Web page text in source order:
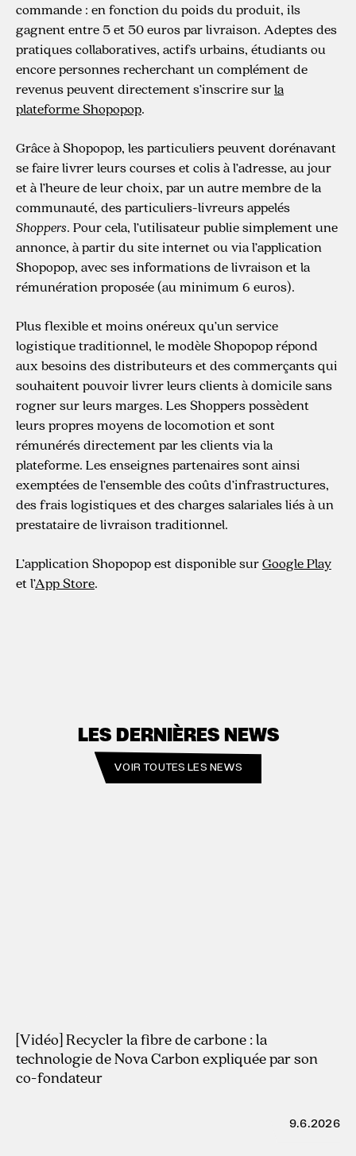
commande : en fonction du poids du produit, ils
gagnent entre 5 et 50 euros par livraison. Adeptes des
pratiques collaboratives, actifs urbains, étudiants ou
encore personnes recherchant un complément de
revenus peuvent directement s’inscrire surla
plateforme Shopopop.
Grâce à Shopopop, les particuliers peuvent dorénavant
se faire livrer leurs courses et colis à l’adresse, au jour
et à l’heure de leur choix, par un autre membre de la
communauté, des particuliers-livreurs appelés
Shoppers. Pour cela, l’utilisateur publie simplement une
annonce, à partir du site internet ou via l’application
Shopopop, avec ses informations de livraison et la
rémunération proposée (au minimum 6 euros).
Plus flexible et moins onéreux qu’un service
logistique traditionnel, le modèle Shopopop répond
aux besoins des distributeurs et des commerçants qui
souhaitent pouvoir livrer leurs clients à domicile sans
rogner sur leurs marges. Les Shoppers possèdent
leurs propres moyens de locomotion et sont
rémunérés directement par les clients via la
plateforme. Les enseignes partenaires sont ainsi
exemptées de l’ensemble des coûts d’infrastructures,
des frais logistiques et des charges salariales liés à un
prestataire de livraison traditionnel.
L’application Shopopop est disponible surGoogle Play
et l’App Store.
LES DERNIÈRES NEWS
VOIR TOUTES LES NEWS
29.7.2026
[Vidéo] Recycler la fibre de carbone : la
technologie de Nova Carbon expliquée par son
co-fondateur
9.6.2026